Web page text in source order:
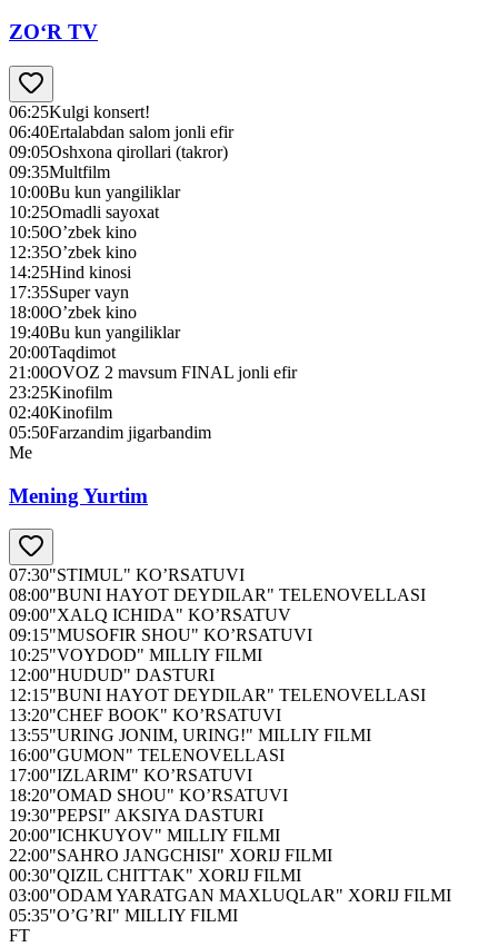
ZO‘R TV
06:25Kulgi konsert!
06:40Ertalabdan salom jonli efir
09:05Oshxona qirollari (takror)
09:35Multfilm
10:00Bu kun yangiliklar
10:25Omadli sayoxat
10:50O’zbek kino
12:35O’zbek kino
14:25Hind kinosi
17:35Super vayn
18:00O’zbek kino
19:40Bu kun yangiliklar
20:00Taqdimot
21:00OVOZ 2 mavsum FINAL jonli efir
23:25Kinofilm
02:40Kinofilm
05:50Farzandim jigarbandim
Me
Mening Yurtim
07:30"STIMUL" KO’RSATUVI
08:00"BUNI HAYOT DEYDILAR" TELENOVELLASI
09:00"XALQ ICHIDA" KO’RSATUV
09:15"MUSOFIR SHOU" KO’RSATUVI
10:25"VOYDOD" MILLIY FILMI
12:00"HUDUD" DASTURI
12:15"BUNI HAYOT DEYDILAR" TELENOVELLASI
13:20"CHEF BOOK" KO’RSATUVI
13:55"URING JONIM, URING!" MILLIY FILMI
16:00"GUMON" TELENOVELLASI
17:00"IZLARIM" KO’RSATUVI
18:20"OMAD SHOU" KO’RSATUVI
19:30"PEPSI" AKSIYA DASTURI
20:00"ICHKUYOV" MILLIY FILMI
22:00"SAHRO JANGCHISI" XORIJ FILMI
00:30"QIZIL CHITTAK" XORIJ FILMI
03:00"ODAM YARATGAN MAXLUQLAR" XORIJ FILMI
05:35"O’G’RI" MILLIY FILMI
FT